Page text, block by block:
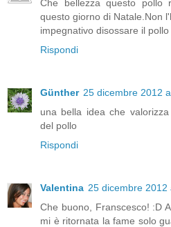
Che bellezza questo pollo
questo giorno di Natale.Non
impegnativo disossare il
Rispondi
Günther 25 dicembre 2012
una bella idea che
del pollo
Rispondi
Valentina 25 dicembre 2012
Che buono, Franscesco! :D
mi è ritornata la fame solo